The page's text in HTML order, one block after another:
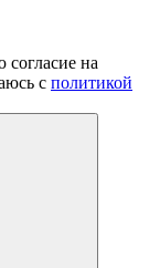
на
c политикой